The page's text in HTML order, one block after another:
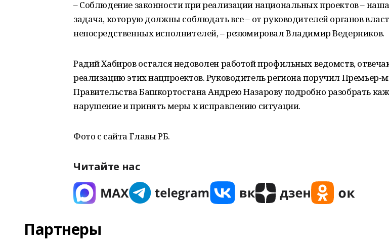
– Соблюдение законности при реализации национальных проектов –
задача, которую должны соблюдать все – от руководителей органов
непосредственных исполнителей, – резюмировал Владимир Ведерников.
Радий Хабиров остался недоволен работой профильных ведомств,
реализацию этих нацпроектов. Руководитель региона поручил Премьер-
Правительства Башкортостана Андрею Назарову подробно разобрать
нарушение и принять меры к исправлению ситуации.
Фото с сайта Главы РБ.
Читайте нас
Партнеры